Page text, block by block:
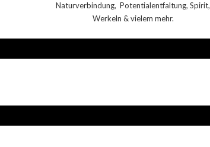
Naturverbindung, Potentialentfaltung, Spirit,
Werkeln & vielem mehr.